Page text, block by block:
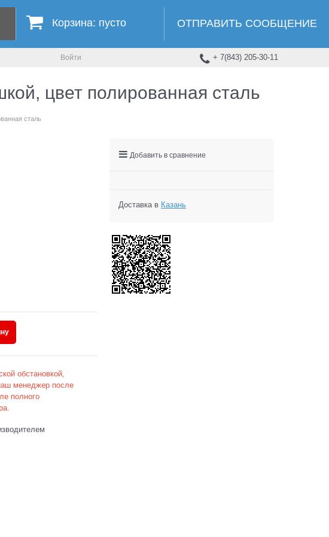
Корзина: пусто ОТПРАВИТЬ СООБЩЕНИЕ
Войти + 7(843) 205-30-11
цвет полированная сталь
сталь
обстановкой,
менеджер после
полного
Добавить в сравнение
Доставка в Казань